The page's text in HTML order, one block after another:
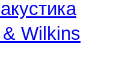
Wilkins